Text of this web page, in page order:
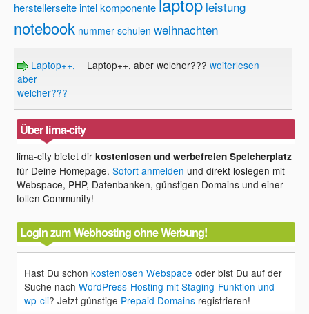
herstellerseiteintelkomponente leistung
notebook nummer schulen weihnachten
Laptop++,
aber
welcher???
Laptop++, aber welcher??? weiterlesen
Über lima-city
lima-city bietet dirkostenlosen und werbefreien Speicherplatz
für Deine Homepage.Sofort anmelden und direkt loslegen mit
Webspace, PHP, Datenbanken, günstigen Domains und einer
tollen Community!
Login zum Webhosting ohne Werbung!
Hast Du schonkostenlosen Webspace oder bist Du auf der
Suche nachWordPress-Hosting mit Staging-Funktion und
wp-cli? Jetzt günstige Prepaid Domains registrieren!